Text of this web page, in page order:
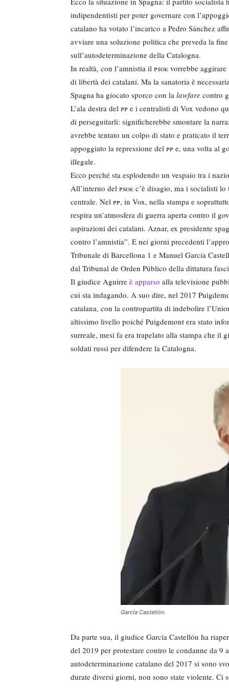
indipendentisti per poter governare con
catalano ha votato l’incarico a Pedro Sánchez
avviare una soluzione politica che preveda la
sull’autodeterminazione della Catalogna.
In realtà, con l’amnistia il psoe vorrebbe
di libertà dei catalani. Ma la sanatoria è
Spagna ha giocato sporco con la lawfare contro
L’ala destra del pp e i centralisti di Vox vedono
di perseguitarli: significherebbe smontare la
avrebbe tentato un colpo di stato e praticato il
appoggiato la repressione del pp e, una volta al
illegale.
Ecco perché sta esplodendo un vespaio tra i
All’interno del psoe c’è disagio, ma i socialisti
centrale. Nel pp, in Vox, nella stampa e
respira un’atmosfera di guerra aperta contro il
aspirazioni dei catalani. Aznar, ex presidente
contro l’amnistia”. E nei giorni precedenti
Tribunale di Barcellona 1 e Manuel García
dal Tribunal de Orden Público della dittatura
Il giudice Aguirre è apparso alla televisione
cui sta indagando. A suo dire, nel 2017
catalana, con la contropartita di indebolire
altissimo livello poiché Puigdemont era stato
surreale, mesi fa era trapelato alla stampa che il
soldati russi per difendere la Catalogna.
García Castellón.
Da parte sua, il giudice García Castellón ha
del 2019 per protestare contro le condanne da
autodeterminazione catalano del 2017 si sono
durate diversi giorni, non sono state violente. Ci